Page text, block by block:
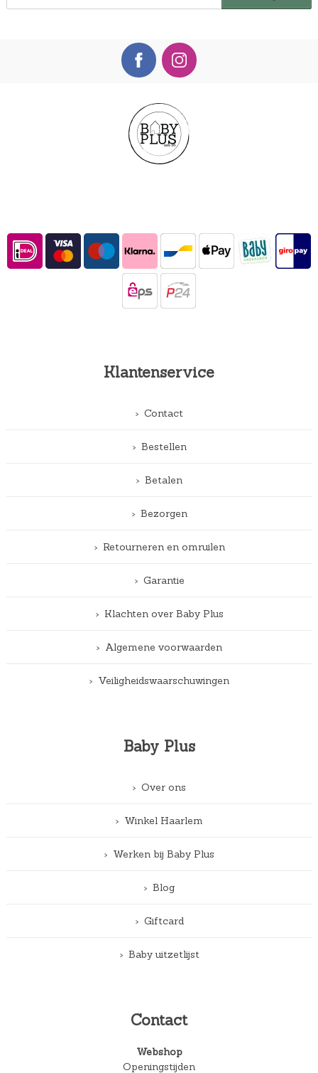
Klantenservice
Contact
Bestellen
Betalen
Bezorgen
Retourneren en omruilen
Garantie
Klachten over Baby Plus
Algemene voorwaarden
Veiligheidswaarschuwingen
Baby Plus
Over ons
Winkel Haarlem
Werken bij Baby Plus
Blog
Giftcard
Baby uitzetlijst
Contact
Webshop
Openingstijden